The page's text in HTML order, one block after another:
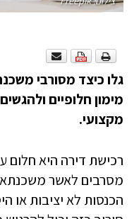
גלו כיצד מסורבי
מימון חלופיים
מקצועי.
רכישת דירה היא חלום
מסרבים לאשר משכנתא
הכנסות לא יציבות או